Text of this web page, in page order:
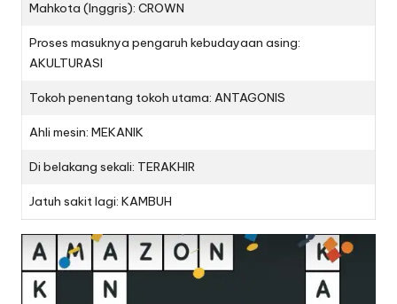
Mahkota (Inggris): CROWN
Proses masuknya pengaruh kebudayaan asing:
AKULTURASI
Tokoh penentang tokoh utama: ANTAGONIS
Ahli mesin: MEKANIK
Di belakang sekali: TERAKHIR
Jatuh sakit lagi: KAMBUH